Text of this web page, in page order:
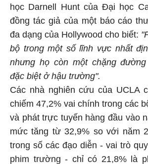
học Darnell Hunt của Đại học
đồng tác giả của một báo cáo
đa dạng của Hollywood cho biết:
bộ trong một số lĩnh vực nhất
nhưng họ còn một chặng
đặc biệt ở hậu trường".
Các nhà nghiên cứu của UCLA
chiếm 47,2% vai chính trong các
và phát trực tuyến hàng đầu vào
mức tăng từ 32,9% so với năm
trong số các đạo diễn - vai trò
phim trường - chỉ có 21,8% là